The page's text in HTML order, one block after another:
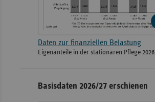
Daten zur finanziellen Belastung
Eigenanteile in der stationären Pflege 2026
Basisdaten 2026/27 erschienen